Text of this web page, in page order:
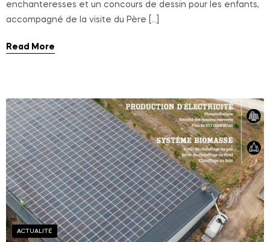
enchanteresses et un concours de dessin pour les enfants,
accompagné de la visite du Père […]
Read More
ACTUALITÉ